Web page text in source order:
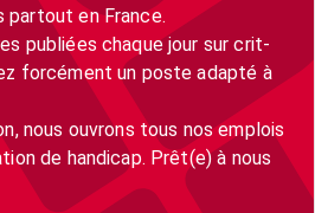
partout en France.
publiées chaque jour sur crit-
forcément un poste adapté à
nous ouvrons tous nos emplois
de handicap. Prêt(e) à nous